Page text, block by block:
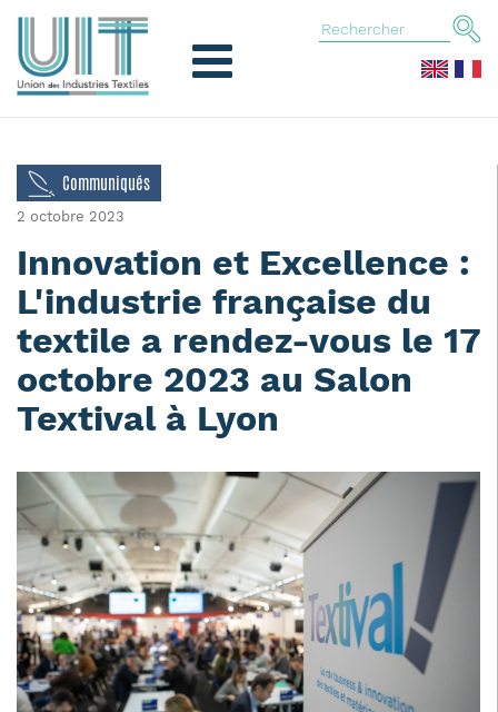
Communiqués
2 octobre 2023
Innovation et Excellence :
L'industrie française du
textile a rendez-vous le 17
octobre 2023 au Salon
Textival à Lyon